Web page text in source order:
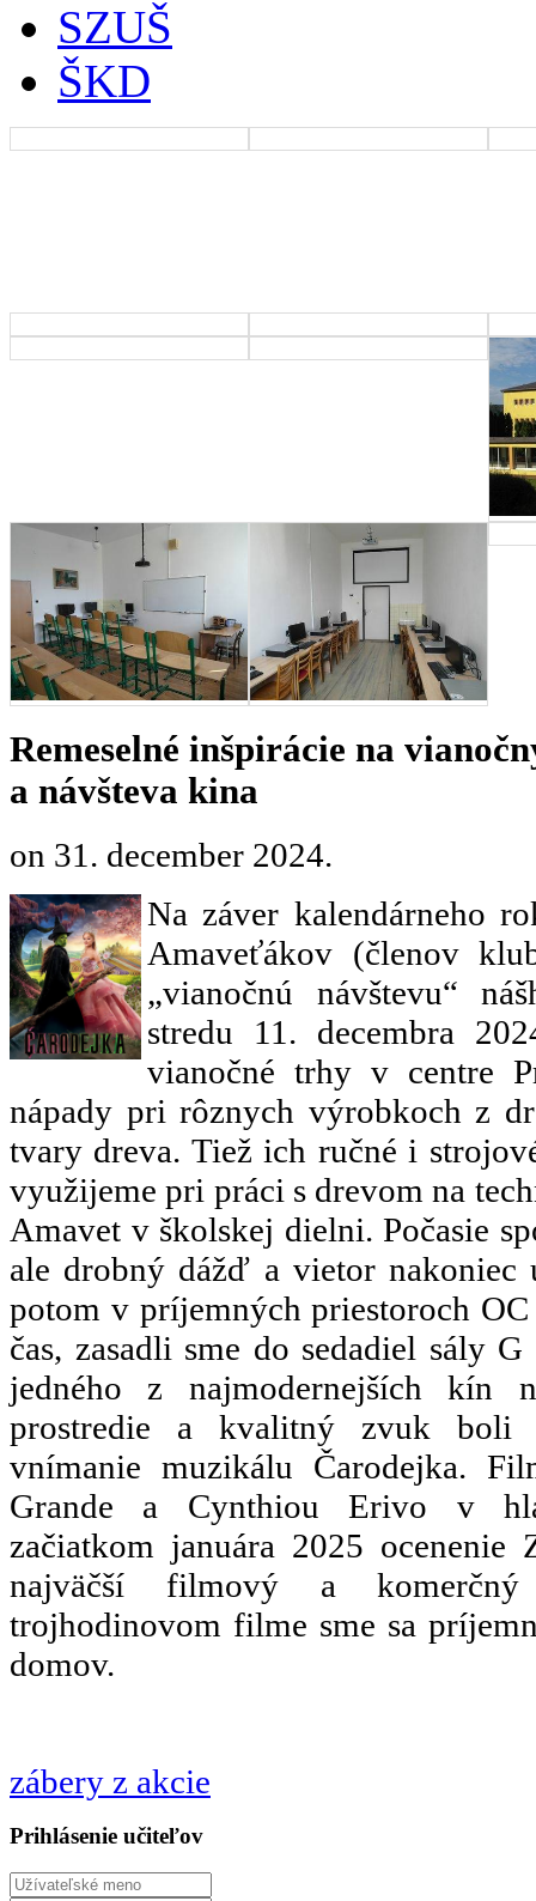
SZUŠ
ŠKD
Remeselné inšpirácie na
a návšteva kina
on 31. december 2024.
Na záver kalendárneho
Amaveťákov (členov
„vianočnú návštevu“
stredu 11. decembra
vianočné trhy v centre
nápady pri rôznych výrobkoch z
tvary dreva. Tiež ich ručné i
využijeme pri práci s drevom na
Amavet v školskej dielni. Počasie
ale drobný dážď a vietor nakoniec
potom v príjemných priestoroch
čas, zasadli sme do sedadiel sály
jedného z najmodernejších kín
prostredie a kvalitný zvuk boli
vnímanie muzikálu Čarodejka.
Grande a Cynthiou Erivo v
začiatkom januára 2025
najväčší filmový a
trojhodinovom filme sme sa
domov.
zábery z akcie
Prihlásenie učiteľov